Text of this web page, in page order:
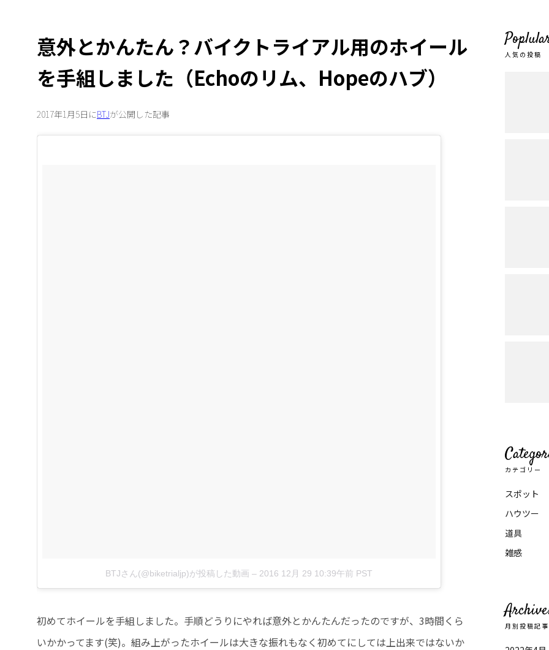
意外とかんたん？バイクトライアル用のホイール
を手組しました（Echoのリム、Hopeのハブ）
2017年1月5日にBTJが公開した記事
BTJさん(@biketrialjp)が投稿した動画 – 2016 12月 29 10:39午前 PST
初めてホイールを手組しました。手順どうりにやれば意外とかんたんだったのですが、3時間くら
いかかってます(笑)。組み上がったホイールは大きな振れもなく初めてにしては上出来ではないか
人気の投稿
カテゴリー
スポット
ハウツー
道具
雑感
月別投稿記事